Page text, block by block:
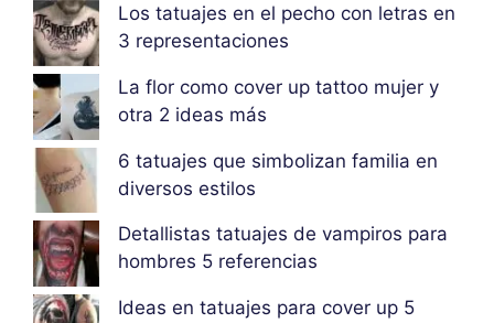
Los tatuajes en el pecho con letras en
3 representaciones
La flor como cover up tattoo mujer y
otra 2 ideas más
6 tatuajes que simbolizan familia en
diversos estilos
Detallistas tatuajes de vampiros para
hombres 5 referencias
Ideas en tatuajes para cover up 5